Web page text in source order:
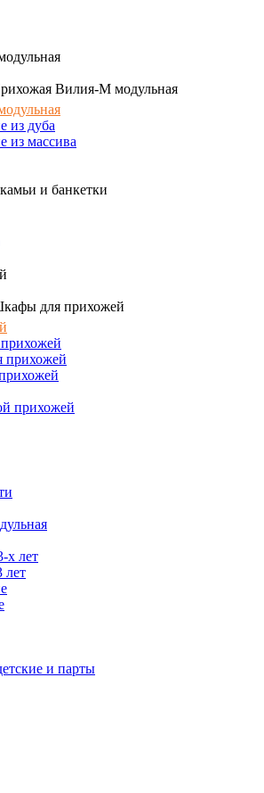
Вилия-М модульная
из дуба
из массива
и банкетки
для прихожей
прихожей
прихожей
х лет
лет
и парты